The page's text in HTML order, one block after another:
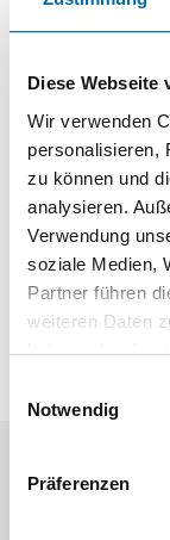
Diese Webseite
Wir verwenden
personalisieren,
zu können und
analysieren.
Verwendung
soziale Medien,
Partner führen
weiteren Daten
haben oder die
Notwendig
Präferenzen
Klingen-Halter
Dokumente
SEEFELDER
Aktuelle